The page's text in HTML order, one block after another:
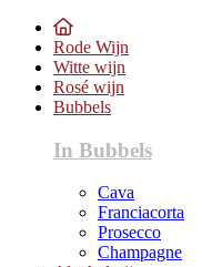
Rode Wijn
Witte wijn
Rosé wijn
Bubbels
In Bubbels
Cava
Franciacorta
Prosecco
Champagne